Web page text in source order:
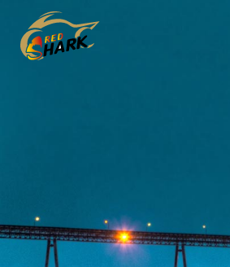
links
content